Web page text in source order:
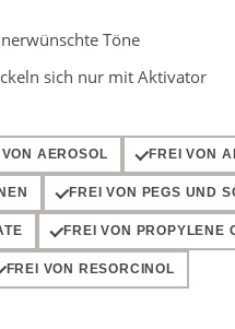
Töne
sich nur mit Aktivator
AEROSOL FREI VON
FREI VON PEGS UND
FREI VON PROPYLENE
FREI VON RESORCINOL